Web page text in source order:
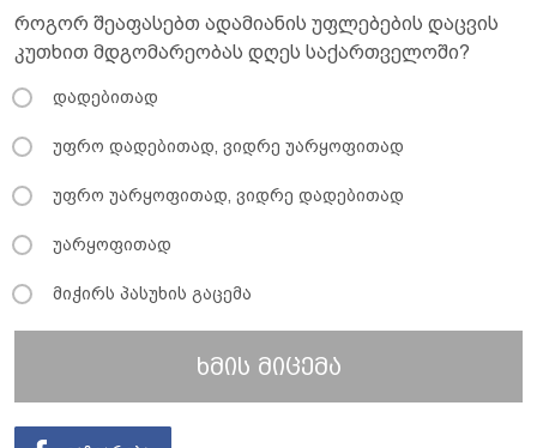
როგორ შეაფასებთ ადამიანის უფლებების დაცვის
კუთხით მდგომარეობას დღეს საქართველოში?
დადებითად
უფრო დადებითად, ვიდრე უარყოფითად
უფრო უარყოფითად, ვიდრე დადებითად
უარყოფითად
მიჭირს პასუხის გაცემა
ხმის მიცემა